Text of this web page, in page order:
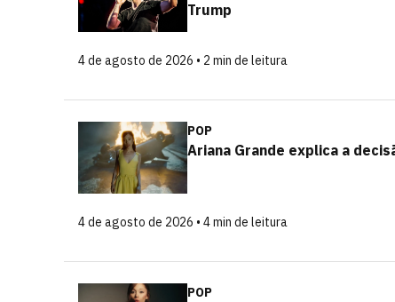
Trump
4 de agosto de 2026 • 2 min de leitura
POP
Ariana Grande explica a
4 de agosto de 2026 • 4 min de leitura
POP